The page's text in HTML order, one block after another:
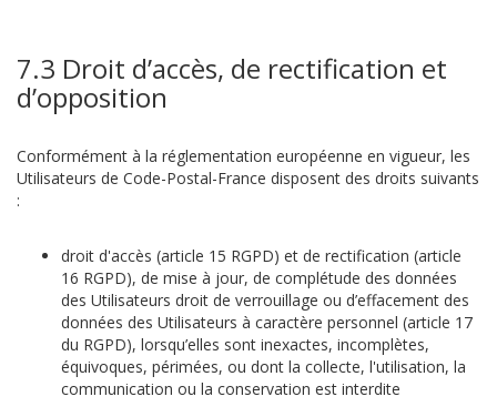
7.3 Droit d’accès, de rectification et
d’opposition
Conformément à la réglementation européenne en vigueur, les
Utilisateurs de Code-Postal-France disposent des droits suivants
:
droit d'accès (article 15 RGPD) et de rectification (article
16 RGPD), de mise à jour, de complétude des données
des Utilisateurs droit de verrouillage ou d’effacement des
données des Utilisateurs à caractère personnel (article 17
du RGPD), lorsqu’elles sont inexactes, incomplètes,
équivoques, périmées, ou dont la collecte, l'utilisation, la
communication ou la conservation est interdite